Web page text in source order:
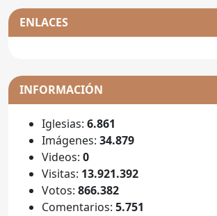
ENLACES
INFORMACIÓN
Iglesias: 6.861
Imágenes: 34.879
Videos: 0
Visitas: 13.921.392
Votos: 866.382
Comentarios: 5.751